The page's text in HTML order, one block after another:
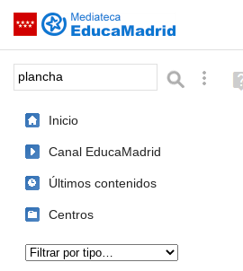
Saltar navegación
Palabra o frase:
(en
Inicio
Canal EducaMadrid
Últimos contenidos
Centros